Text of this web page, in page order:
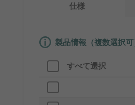
仕様
製品情報（複数選択
すべて選択